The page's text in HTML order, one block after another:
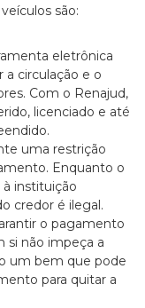
são:
eletrônica
a circulação e o
Com o Renajud,
licenciado e até
uma restrição
Enquanto o
instituição
credor é ilegal.
o pagamento
si não impeça a
um bem que pode
para quitar a